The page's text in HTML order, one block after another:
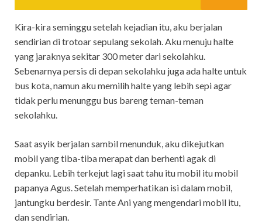
Kira-kira seminggu setelah kejadian itu, aku berjalan
sendirian di trotoar sepulang sekolah. Aku menuju halte
yang jaraknya sekitar 300 meter dari sekolahku.
Sebenarnya persis di depan sekolahku juga ada halte untuk
bus kota, namun aku memilih halte yang lebih sepi agar
tidak perlu menunggu bus bareng teman-teman
sekolahku.
Saat asyik berjalan sambil menunduk, aku dikejutkan
mobil yang tiba-tiba merapat dan berhenti agak di
depanku. Lebih terkejut lagi saat tahu itu mobil itu mobil
papanya Agus. Setelah memperhatikan isi dalam mobil,
jantungku berdesir. Tante Ani yang mengendari mobil itu,
dan sendirian.